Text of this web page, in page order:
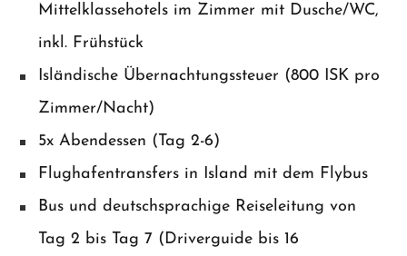
Mittelklassehotels im Zimmer mit Dusche/WC,
inkl. Frühstück
Isländische Übernachtungssteuer (800 ISK pro
Zimmer/Nacht)
5x Abendessen (Tag 2-6)
Flughafentransfers in Island mit dem Flybus
Bus und deutschsprachige Reiseleitung von
Tag 2 bis Tag 7 (Driverguide bis 16